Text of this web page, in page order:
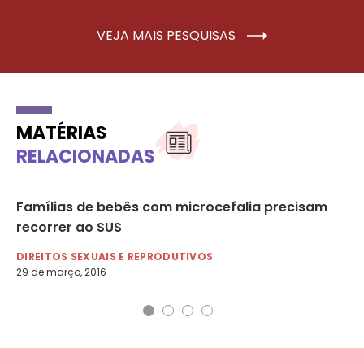
VEJA MAIS PESQUISAS
MATÉRIAS
RELACIONADAS
Famílias de bebês com microcefalia precisam
recorrer ao SUS
DIREITOS SEXUAIS E REPRODUTIVOS
29 de março, 2016